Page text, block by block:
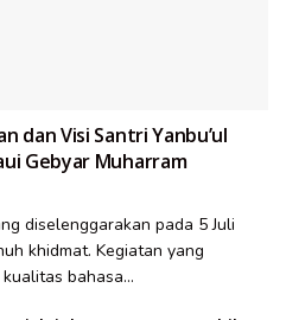
dan Visi Santri Yanbu’ul
Gebyar Muharram
diselenggarakan pada 5 Juli
khidmat. Kegiatan yang
bahasa...